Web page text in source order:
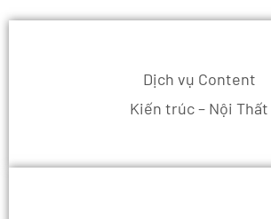
Dịch vụ Content
Kiến trúc – Nội Thất